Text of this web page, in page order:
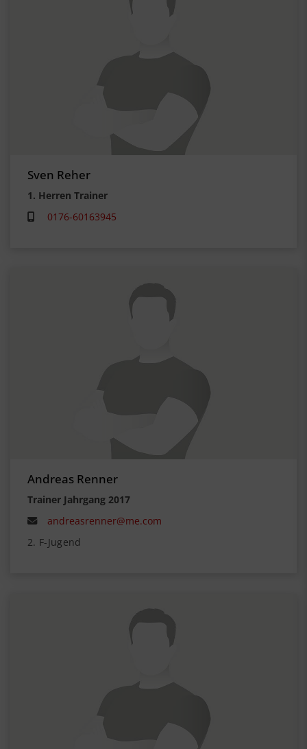
Sven Reher
1. Herren Trainer
0176-60163945
Andreas Renner
Trainer Jahrgang 2017
andreasrenner@me.com
2. F-Jugend